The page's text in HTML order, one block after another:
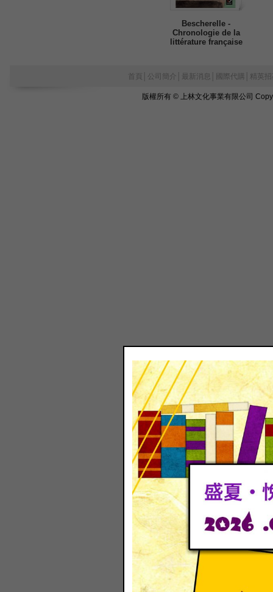
Bescherelle -
Chronologie de la
littérature française
首頁 公司簡介 最新消息 國際代購 精英
版權所有 © 上林文化事業有限公司